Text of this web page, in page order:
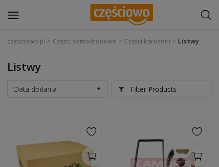
się
Wyposażenie i akcesoria samochodowe
Narzędzia i sprzęt warsztatowy
czesciowo.pl Części samochodowe Części karoserii Listwy
Listwy
Filter Products